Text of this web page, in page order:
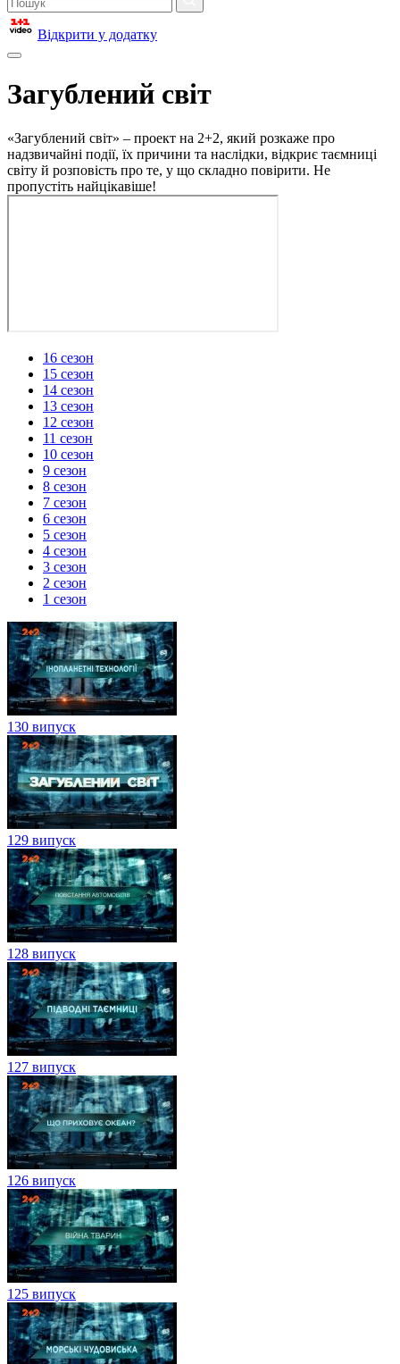
Відкрити у додатку
Загублений світ
«Загублений світ» – проект на 2+2, який розкаже про
надзвичайні події, їх причини та наслідки, відкриє таємниці
світу й розповість про те, у що складно повірити. Не
пропустіть найцікавіше!
16 сезон
15 сезон
14 сезон
13 сезон
12 сезон
11 сезон
10 сезон
9 сезон
8 сезон
7 сезон
6 сезон
5 сезон
4 сезон
3 сезон
2 сезон
1 сезон
130 випуск
129 випуск
128 випуск
127 випуск
126 випуск
125 випуск